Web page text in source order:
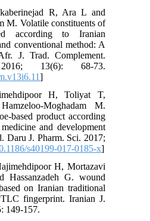
R, Ara L and
M. Volatile constituents of
according to Iranian
and conventional method: A
Afr. J. Trad. Complement.
2016; 13(6): 68-73.
H, Toliyat T,
Hamzeloo-Moghadam M.
based product according
medicine and development
Daru J. Pharm. Sci. 2017;
s40199-017-0185-x
Hajimehdipoor H, Mortazavi
Hassanzadeh G. wound
based on Iranian traditional
fingerprint. Iranian J.
15: 149-157.